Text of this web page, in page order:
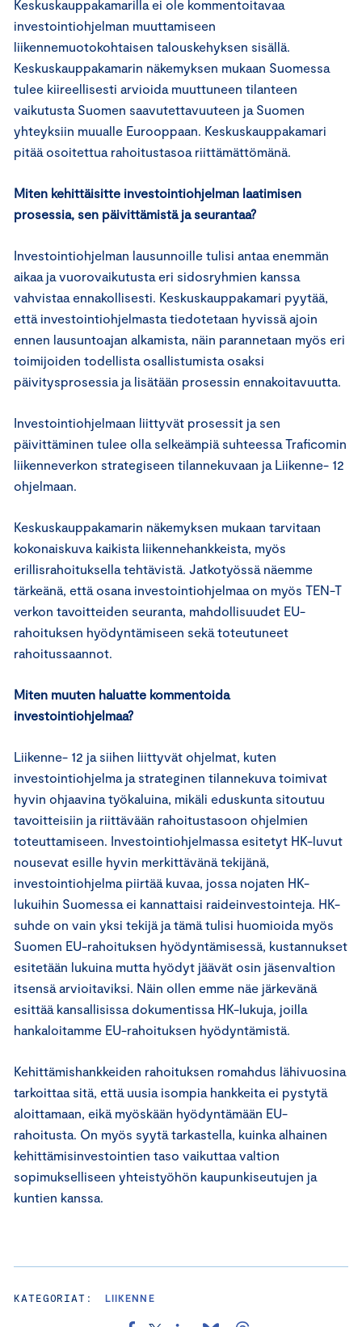
Keskuskauppakamarilla ei ole kommentoitavaa
investointiohjelman muuttamiseen
liikennemuotokohtaisen talouskehyksen sisällä.
Keskuskauppakamarin näkemyksen mukaan Suomessa
tulee kiireellisesti arvioida muuttuneen tilanteen
vaikutusta Suomen saavutettavuuteen ja Suomen
yhteyksiin muualle Eurooppaan. Keskuskauppakamari
pitää osoitettua rahoitustasoa riittämättömänä.
Miten kehittäisitte investointiohjelman laatimisen
prosessia, sen päivittämistä ja seurantaa?
Investointiohjelman lausunnoille tulisi antaa enemmän
aikaa ja vuorovaikutusta eri sidosryhmien kanssa
vahvistaa ennakollisesti. Keskuskauppakamari pyytää,
että investointiohjelmasta tiedotetaan hyvissä ajoin
ennen lausuntoajan alkamista, näin parannetaan myös eri
toimijoiden todellista osallistumista osaksi
päivitysprosessia ja lisätään prosessin ennakoitavuutta.
Investointiohjelmaan liittyvät prosessit ja sen
päivittäminen tulee olla selkeämpiä suhteessa Traficomin
liikenneverkon strategiseen tilannekuvaan ja Liikenne- 12
ohjelmaan.
Keskuskauppakamarin näkemyksen mukaan tarvitaan
kokonaiskuva kaikista liikennehankkeista, myös
erillisrahoituksella tehtävistä. Jatkotyössä näemme
tärkeänä, että osana investointiohjelmaa on myös TEN-T
verkon tavoitteiden seuranta, mahdollisuudet EU-
rahoituksen hyödyntämiseen sekä toteutuneet
rahoitussaannot.
Miten muuten haluatte kommentoida
investointiohjelmaa?
Liikenne- 12 ja siihen liittyvät ohjelmat, kuten
investointiohjelma ja strateginen tilannekuva toimivat
hyvin ohjaavina työkaluina, mikäli eduskunta sitoutuu
tavoitteisiin ja riittävään rahoitustasoon ohjelmien
toteuttamiseen. Investointiohjelmassa esitetyt HK-luvut
nousevat esille hyvin merkittävänä tekijänä,
investointiohjelma piirtää kuvaa, jossa nojaten HK-
lukuihin Suomessa ei kannattaisi raideinvestointeja. HK-
suhde on vain yksi tekijä ja tämä tulisi huomioida myös
Suomen EU-rahoituksen hyödyntämisessä, kustannukset
esitetään lukuina mutta hyödyt jäävät osin jäsenvaltion
itsensä arvioitaviksi. Näin ollen emme näe järkevänä
esittää kansallisissa dokumentissa HK-lukuja, joilla
hankaloitamme EU-rahoituksen hyödyntämistä.
Kehittämishankkeiden rahoituksen romahdus lähivuosina
tarkoittaa sitä, että uusia isompia hankkeita ei pystytä
aloittamaan, eikä myöskään hyödyntämään EU-
rahoitusta. On myös syytä tarkastella, kuinka alhainen
kehittämisinvestointien taso vaikuttaa valtion
sopimukselliseen yhteistyöhön kaupunkiseutujen ja
kuntien kanssa.
KATEGORIAT: LIIKENNE